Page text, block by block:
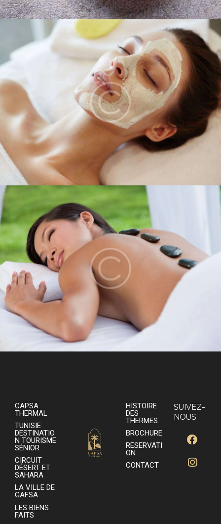
CAPSA
THERMAL
TUNISIE
DESTINATIO
N TOURISME
SÉNIOR
CIRCUIT
DÉSERT ET
SAHARA
LA VILLE DE
GAFSA
LES BIENS
FAITS
HISTOIRE
DES
THERMES
BROCHURE
RESERVATI
ON
CONTACT
SUIVEZ-
NOUS